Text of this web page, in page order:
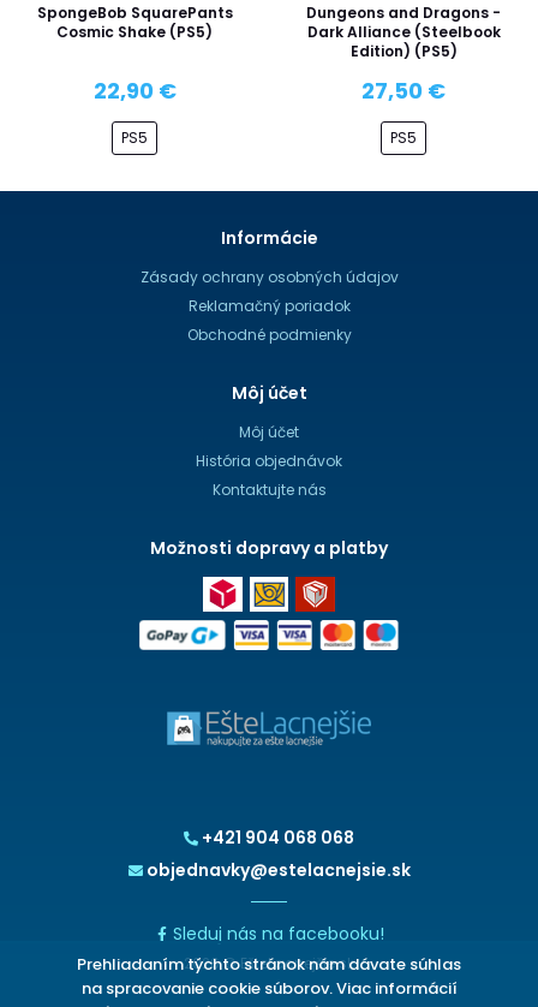
SpongeBob SquarePants
Cosmic Shake (PS5)
22,90 €
PS5
Dungeons and Dragons -
Dark Alliance (Steelbook
Edition) (PS5)
27,50 €
PS5
+421 904 068 068
objednavky@estelacnejsie.sk
Sleduj nás na facebooku!
2026 © EšteLacnejšie.sk
Informácie
Zásady ochrany osobných údajov
Reklamačný poriadok
Obchodné podmienky
Môj účet
Môj účet
História objednávok
Kontaktujte nás
Možnosti dopravy a platby
Prehliadaním týchto stránok nám dávate súhlas
na spracovanie cookie súborov. Viac informácií